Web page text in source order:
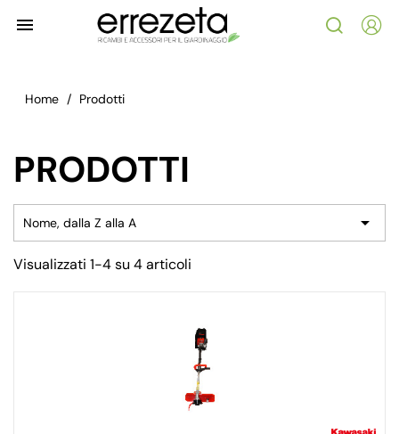

Home Prodotti
PRODOTTI
Nome, dalla Z alla A 
Visualizzati 1-4 su 4 articoli